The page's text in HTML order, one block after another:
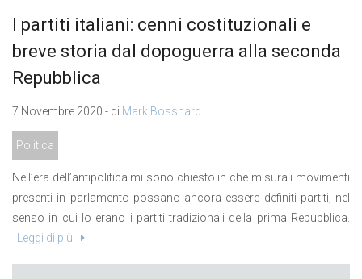
I partiti italiani: cenni costituzionali e
breve storia dal dopoguerra alla seconda
Repubblica
7 Novembre 2020 - di Mark Bosshard
Politica
Nell’era dell’antipolitica mi sono chiesto in che misura i movimenti
presenti in parlamento possano ancora essere definiti partiti, nel
senso in cui lo erano i partiti tradizionali della prima Repubblica.
Leggi di più